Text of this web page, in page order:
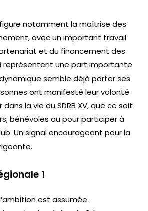
notamment la maîtrise des
avec un important travail
et du financement des
représentent une part importante
semble déjà porter ses
ont manifesté leur volonté
dans la vie du SDRB XV, que ce soit
bénévoles ou pour participer à
Un signal encourageant pour la
1
est assumée.